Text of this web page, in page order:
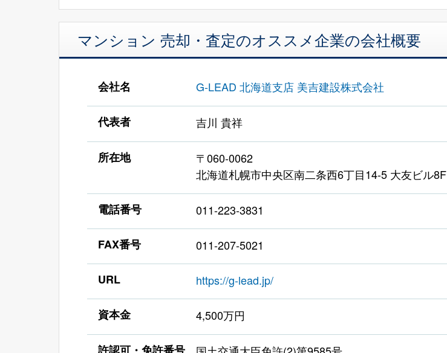
マンション 売却・査定のオススメ企業の会社概要
会社名 G-LEAD 北海道支店 美吉建設株式会社
代表者 吉川 貴祥
所在地
〒060-0062
北海道札幌市中央区南二条西6丁目14-5 大友ビル8F
電話番号 011-223-3831
FAX番号 011-207-5021
URL https://g-lead.jp/
資本金 4,500万円